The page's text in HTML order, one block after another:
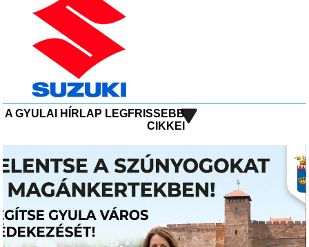
A GYULAI HÍRLAP LEGFRISSEBB
CIKKEI